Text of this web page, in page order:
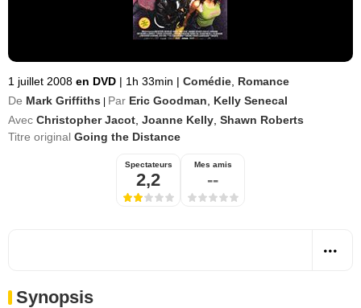
1 juillet 2008 en DVD | 1h 33min | Comédie Romance
De Mark Griffiths Par Eric Goodman
Kelly Senecal
Avec Christopher Jacot Joanne Kelly Shawn Roberts
Titre original Going the Distance
Spectateurs
2,2
Mes amis
--
Synopsis